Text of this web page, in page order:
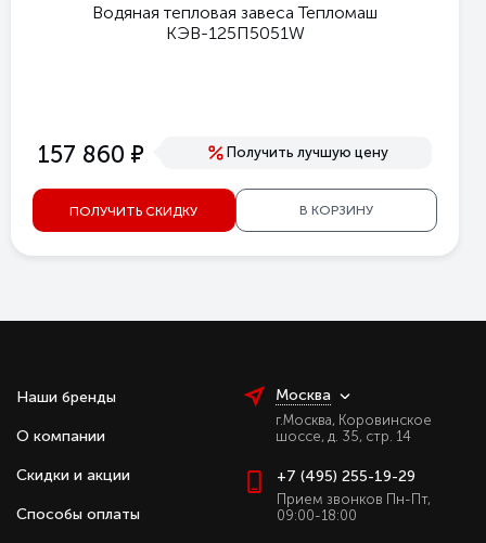
Водяная тепловая завеса Тепломаш
КЭВ-125П5051W
157 860 е Получить лучшую цену
ПОЛУЧИТЬ СКИДКУ В КОРЗИНУ
Наши бренды
О компании
Скидки и акции
Способы оплаты
Москва
г.Москва, Коровинское
шоссе, д. 35, стр. 14
+7 (495) 255-19-29
Прием звонков Пн-Пт,
09:00-18:00